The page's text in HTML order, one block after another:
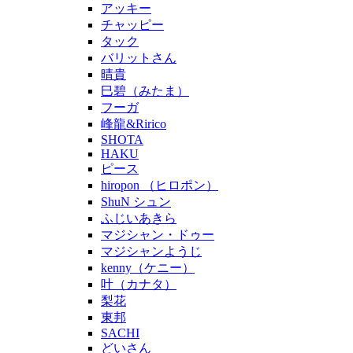
アッキー
チャッピー
タック
バリットさん
晴貴
巳碧（みたま）
フーガ
峰龍&Ririco
SHOTA
HAKU
ピース
hiropon （ヒロポン）
ShuN シュン
ふじいあきら
マジシャン・ドゥー
マジシャンようじ
kenny（ケニー）
叶（カナタ）
梨花
東邦
SACHI
どいさん